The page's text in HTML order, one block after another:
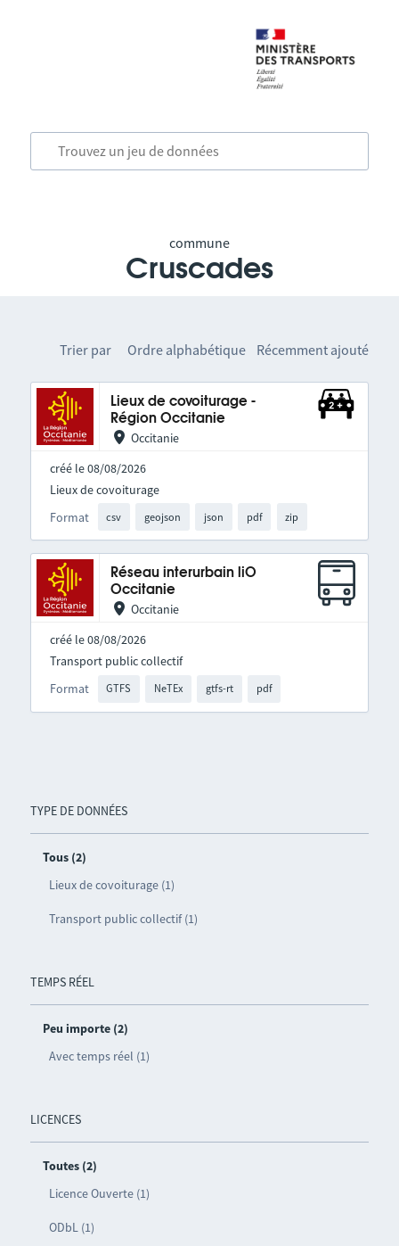
commune
Cruscades
TYPE DE DONNÉES
Tous (2)
Lieux de covoiturage (1)
Transport public collectif (1)
TEMPS RÉEL
Peu importe (2)
Avec temps réel (1)
LICENCES
Toutes (2)
Licence Ouverte (1)
ODbL (1)
Trier par Ordre alphabétique Récemment ajouté
Lieux de covoiturage -
Région Occitanie
Occitanie
créé le 08/08/2026
Format csv geojson json pdf zip
Lieux de covoiturage
Réseau interurbain liO
Occitanie
Occitanie
créé le 08/08/2026
Format GTFS NeTEx gtfs-rt pdf
Transport public collectif